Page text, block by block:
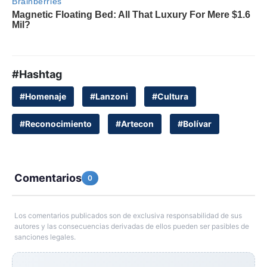
#Hashtag
#Homenaje #Lanzoni #Cultura
#Reconocimiento #Artecon #Bolívar
Comentarios 0
Los comentarios publicados son de exclusiva responsabilidad de sus
autores y las consecuencias derivadas de ellos pueden ser pasibles de
sanciones legales.